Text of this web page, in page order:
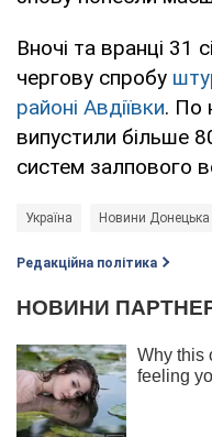
Вночі та вранці 31
чергову спробу
районі Авдіївки. По
випустили більше
систем залпового
Україна Новини Донецька
Редакційна політика